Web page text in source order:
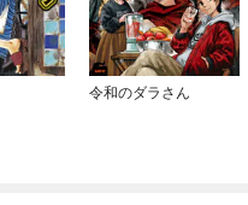
令和のダラさん